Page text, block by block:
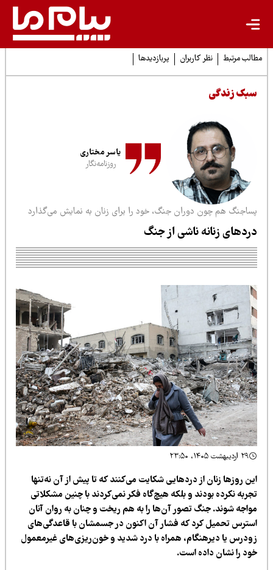
مرتبط نظر کاربران پربازدیدها
زندگی
یاسر مختاری
روزنامه‌نگار
هم چون دوران جنگ، خود را برای زنان به نمایش می‌گذارد
زنانه ناشی از جنگ
روزها زنان از دردهایی شکایت می‌کنند که تا پیش از آن نه‌تنها
نکرده بودند و بلکه هیچ‌گاه فکر نمی‌کردند با چنین مشکلاتی
شوند. جنگ تصور آن‌ها را به هم ریخت و چنان به روان آنان
تحمیل کرد که فشار آن اکنون در جسمشان با قاعدگی‌های
یا دیرهنگام، همراه با درد شدید و خون‌ریزی‌های غیرمعمول
را نشان داده است.